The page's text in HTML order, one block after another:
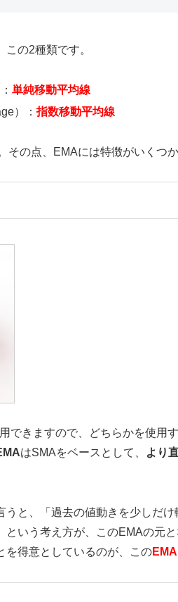
の2種類です。
単純移動平均線
）：指数移動平均線
の点、EMAには特徴がいくつか
できますので、どちらかを使用
はSMAをベースとして、 より
うと、「過去の値動きを少しだ
いう考え方が、このEMAの元
を得意としているのが、このEMA